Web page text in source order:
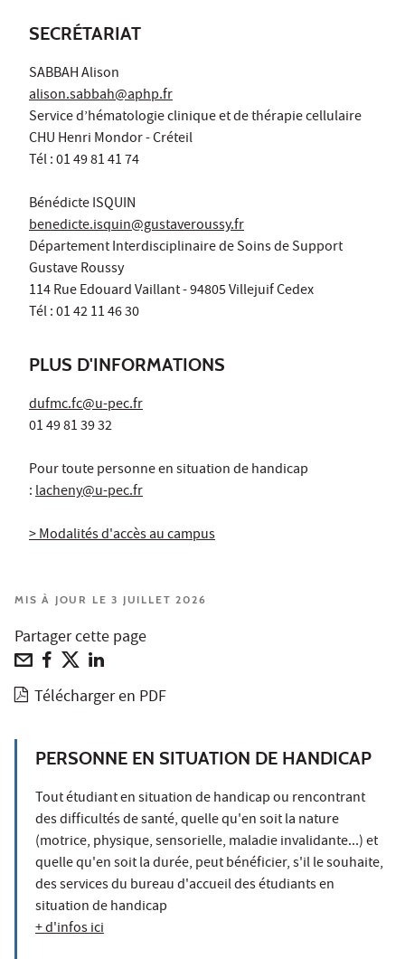
SECRÉTARIAT
SABBAH Alison
alison.sabbah@aphp.fr
Service d’hématologie clinique et de thérapie cellulaire
CHU Henri Mondor - Créteil
Tél : 01 49 81 41 74
Bénédicte ISQUIN
benedicte.isquin@gustaveroussy.fr
Département Interdisciplinaire de Soins de Support
Gustave Roussy
114 Rue Edouard Vaillant - 94805 Villejuif Cedex
Tél : 01 42 11 46 30
PLUS D'INFORMATIONS
dufmc.fc@u-pec.fr
01 49 81 39 32
Pour toute personne en situation de handicap
:lacheny@u-pec.fr
> Modalités d'accès au campus
MIS À JOUR LE 3 JUILLET 2026
Partager cette page
Télécharger en PDF
PERSONNE EN SITUATION DE HANDICAP
Tout étudiant en situation de handicap ou rencontrant
des difficultés de santé, quelle qu'en soit la nature
(motrice, physique, sensorielle, maladie invalidante...) et
quelle qu'en soit la durée, peut bénéficier, s'il le souhaite,
des services du bureau d'accueil des étudiants en
situation de handicap
+ d'infos ici